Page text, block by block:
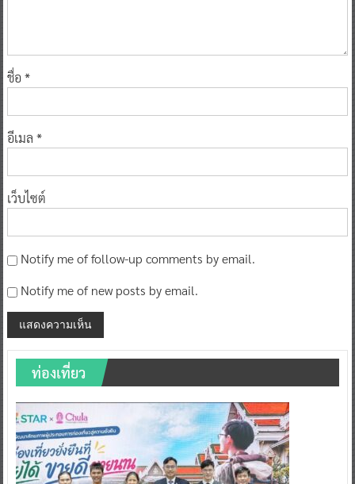
ชื่อ *
อีเมล *
เว็บไซต์
Notify me of follow-up comments by email.
Notify me of new posts by email.
ท่องเที่ยว